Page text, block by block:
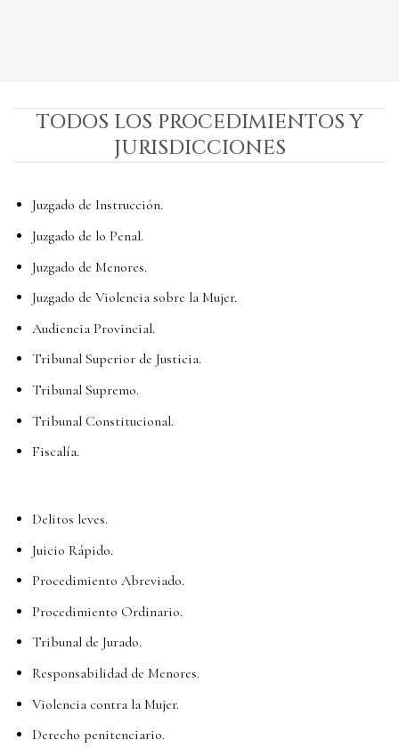
TODOS LOS PROCEDIMIENTOS Y
JURISDICCIONES
Juzgado de Instrucción.
Juzgado de lo Penal.
Juzgado de Menores.
Juzgado de Violencia sobre la Mujer.
Audiencia Provincial.
Tribunal Superior de Justicia.
Tribunal Supremo.
Tribunal Constitucional.
Fiscalía.
Delitos leves.
Juicio Rápido.
Procedimiento Abreviado.
Procedimiento Ordinario.
Tribunal de Jurado.
Responsabilidad de Menores.
Violencia contra la Mujer.
Derecho penitenciario.